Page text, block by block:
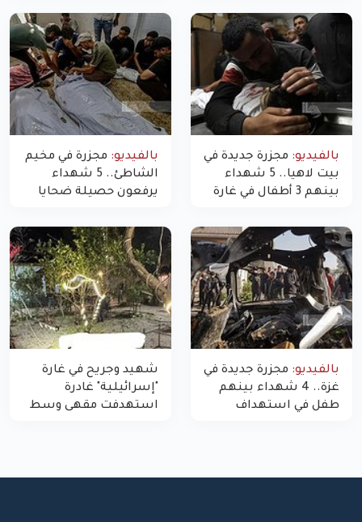
بالفيديو: مجزرة جديدة في
بيت لاهيا.. 5 شهداء
بينهم 3 أطفال في غارة
غزة
بالفيديو: مجزرة في مخيم
الشاطئ.. 5 شهداء
يرفعون حصيلة ضحايا
بالفيديو: مجزرة جديدة في
غزة.. 4 شهداء بينهم
طفل في استهداف
شهيد وجريح في غارة
"إسرائيلية" غادرة
استهدفت مقهى وسط